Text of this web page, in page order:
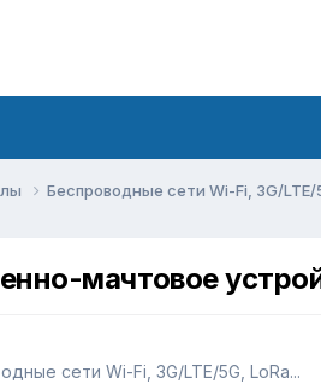
Беспроводные сети Wi-Fi, 3G/LTE/
мачтовое
сети Wi-Fi, 3G/LTE/5G, LoRa...